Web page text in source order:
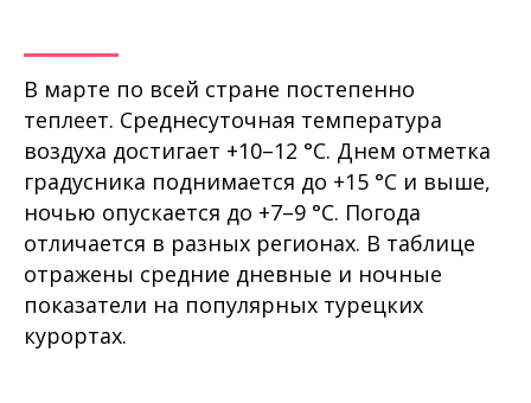
В марте по всей стране постепенно
теплеет. Среднесуточная температура
воздуха достигает +10–12 °C. Днем отметка
градусника поднимается до +15 °C и выше,
ночью опускается до +7–9 °C. Погода
отличается в разных регионах. В таблице
отражены средние дневные и ночные
показатели на популярных турецких
курортах.